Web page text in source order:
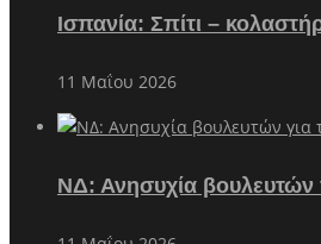
Ισπανία: Σπίτι –
11 Μαΐου 2026
ΝΔ: Ανησυχία βουλευτών